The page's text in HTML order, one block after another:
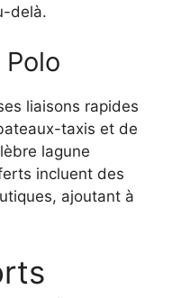
delà.
liaisons rapides
taxis et de
lagune
incluent des
ajoutant à